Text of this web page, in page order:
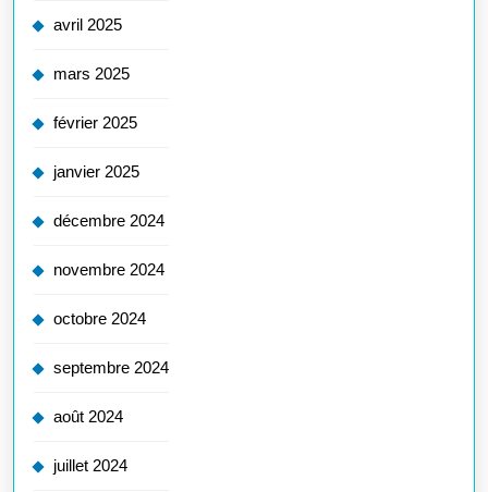
avril 2025
mars 2025
février 2025
janvier 2025
décembre 2024
novembre 2024
octobre 2024
septembre 2024
août 2024
juillet 2024